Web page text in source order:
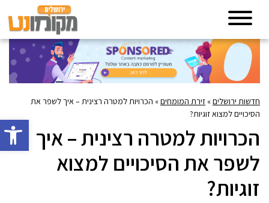
פתח
חדשות ירושלים» זירת המומחים» הכרויות למטרה רצינית – איך לשפר את
הסיכויים למצוא זוגיות?
הכרויות למטרה רצינית – איך
לשפר את הסיכויים למצוא
זוגיות?